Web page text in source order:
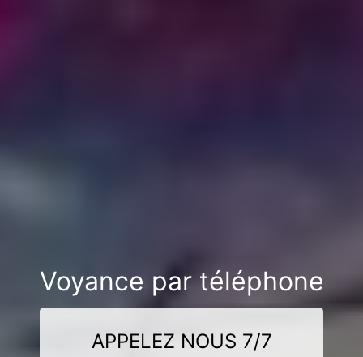
Voyance par téléphone
APPELEZ NOUS 7/7